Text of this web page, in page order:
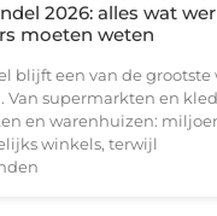
2026: alles wat
moeten weten
blijft een van de grootste
Van supermarkten en
en warenhuizen:
winkels, terwijl